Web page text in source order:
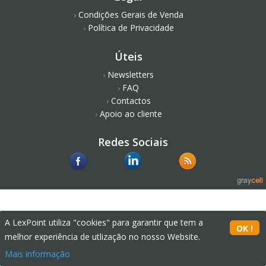
Condições Gerais de Venda
Política de Privacidade
Úteis
Newsletters
FAQ
Contactos
Apoio ao cliente
Redes Sociais
A LexPoint utiliza "cookies" para garantir que tem a
melhor experiência de utlização no nosso Website.
Mais informação